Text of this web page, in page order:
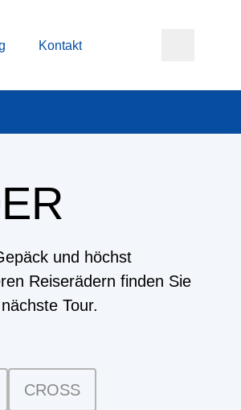
Kontakt
und höchst
Reiserädern finden Sie
Tour.
CROSS